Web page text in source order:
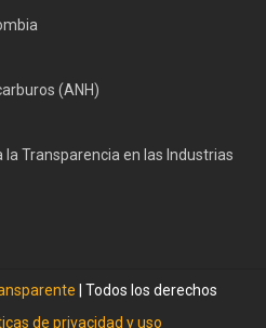
(ANH)
la Transparencia en las Industrias
| Todos los derechos
de privacidad y uso